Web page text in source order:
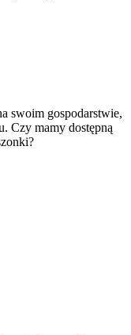
swoim gospodarstwie,
Czy mamy dostępną